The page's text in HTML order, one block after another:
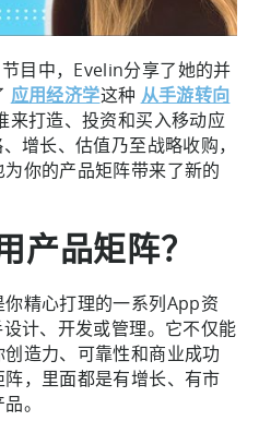
目中，Evelin分享了她的并
应用经济学这种 从手游转向
来打造、投资和买入移动应
增长、估值乃至战略收购，
你的产品矩阵带来了新的
产品矩阵？
精心打理的一系列App资
计、开发或管理。它不仅能
造力、可靠性和商业成功
，里面都是有增长、有市
。